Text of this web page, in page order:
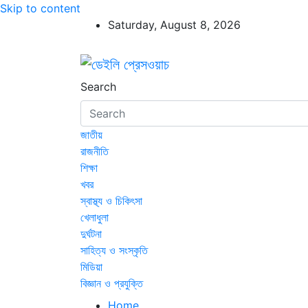
Skip to content
Saturday, August 8, 2026
ডেইলি প্রেসওয়াচ
ডেইলি প্রেসওয়াচ মুক্তিযুদ্ধের চেতনায় উদ্বুদ্ধ
Search
জাতীয়
রাজনীতি
শিক্ষা
খবর
স্বাস্থ্য ও চিকিৎসা
খেলাধুলা
দুর্ঘটনা
সাহিত্য ও সংস্কৃতি
মিডিয়া
বিজ্ঞান ও প্রযুক্তি
Home